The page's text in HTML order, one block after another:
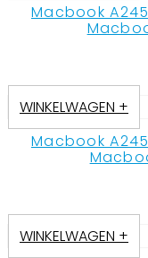
Macbook
WINKELWAGEN +
Macbook
WINKELWAGEN +